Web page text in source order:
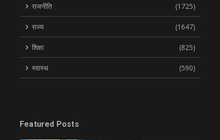
राजनीति (1725)
राज्य (1647)
शिक्षा (825)
स्वास्थ (590)
Featured Posts